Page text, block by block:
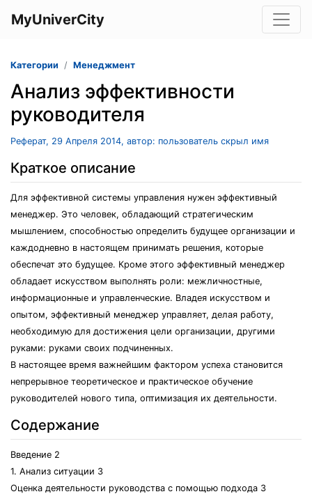
MyUniverCity
Категории Менеджмент
Анализ эффективности
руководителя
Реферат, 29 Апреля 2014, автор: пользователь скрыл имя
Краткое описание
Для эффективной системы управления нужен эффективный
менеджер. Это человек, обладающий стратегическим
мышлением, способностью определить будущее организации и
каждодневно в настоящем принимать решения, которые
обеспечат это будущее. Кроме этого эффективный менеджер
обладает искусством выполнять роли: межличностные,
информационные и управленческие. Владея искусством и
опытом, эффективный менеджер управляет, делая работу,
необходимую для достижения цели организации, другими
руками: руками своих подчиненных.
В настоящее время важнейшим фактором успеха становится
непрерывное теоретическое и практическое обучение
руководителей нового типа, оптимизация их деятельности.
Содержание
Введение 2
1. Анализ ситуации 3
Оценка деятельности руководства с помощью подхода 3